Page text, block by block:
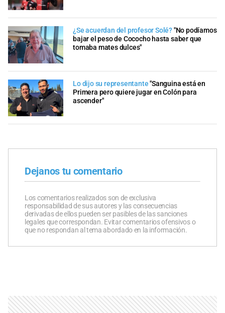
¿Se acuerdan del profesor Solé?"No podíamos
bajar el peso de Cococho hasta saber que
tomaba mates dulces"
Lo dijo su representante"Sanguina está en
Primera pero quiere jugar en Colón para
ascender"
Dejanos tu comentario
Los comentarios realizados son de exclusiva
responsabilidad de sus autores y las consecuencias
derivadas de ellos pueden ser pasibles de las sanciones
legales que correspondan. Evitar comentarios ofensivos o
que no respondan al tema abordado en la información.